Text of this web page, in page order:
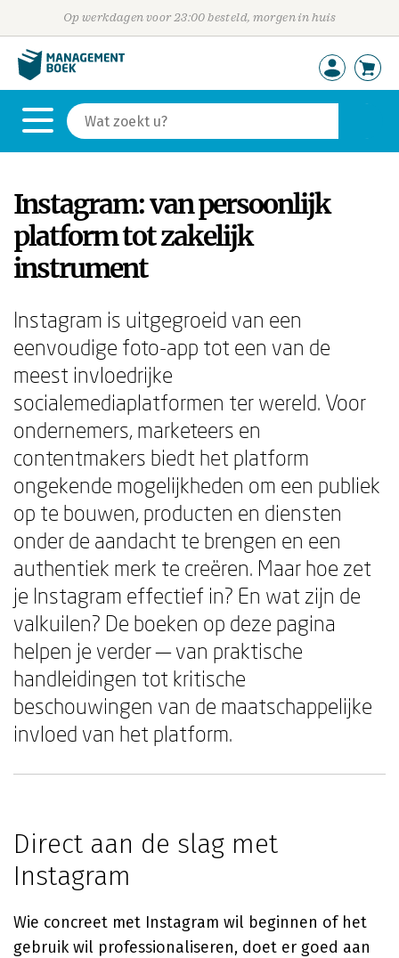
Op werkdagen voor 23:00 besteld, morgen in huis
Instagram: van persoonlijk
platform tot zakelijk
instrument
Instagram is uitgegroeid van een
eenvoudige foto-app tot een van de
meest invloedrijke
socialemediaplatformen ter wereld. Voor
ondernemers, marketeers en
contentmakers biedt het platform
ongekende mogelijkheden om een publiek
op te bouwen, producten en diensten
onder de aandacht te brengen en een
authentiek merk te creëren. Maar hoe zet
je Instagram effectief in? En wat zijn de
valkuilen? De boeken op deze pagina
helpen je verder — van praktische
handleidingen tot kritische
beschouwingen van de maatschappelijke
invloed van het platform.
Direct aan de slag met
Instagram
Wie concreet met Instagram wil beginnen of het
gebruik wil professionaliseren, doet er goed aan